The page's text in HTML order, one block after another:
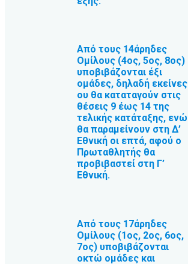
Από τους 14άρηδες
Ομίλους (4ος, 5ος, 8ος)
υποβιβάζονται έξι
ομάδες, δηλαδή εκείνες
ου θα καταταγούν στις
θέσεις 9 έως 14 της
τελικής κατάταξης, ενώ
θα παραμείνουν στη Δ’
Εθνική οι επτά, αφού ο
Πρωταθλητής θα
προβιβαστεί στη Γ’
Εθνική.
Από τους 17άρηδες
Ομίλους (1ος, 2ος, 6ος,
7ος) υποβιβάζονται
οκτώ ομάδες και